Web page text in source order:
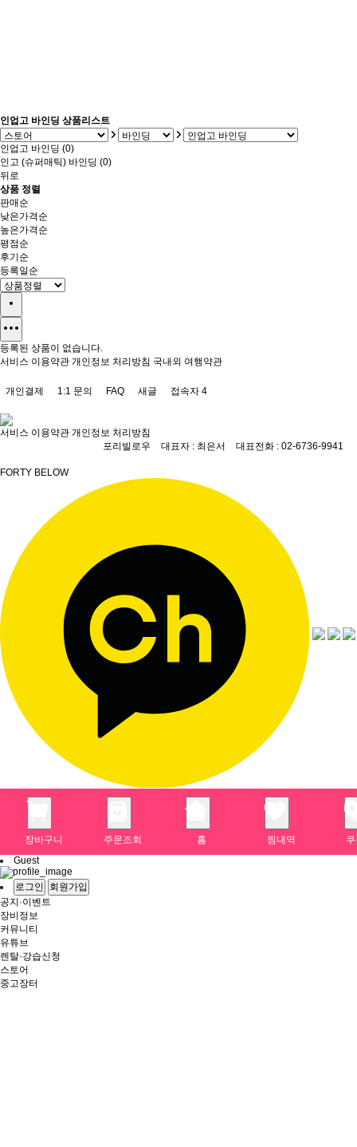
인업고 바인딩 상품리스트
인업고 바인딩 (0)
인고 (슈퍼매틱) 바인딩 (0)
뒤로
상품 정렬
판매순
낮은가격순
높은가격순
평점순
후기순
등록일순
등록된 상품이 없습니다.
서비스 이용약관 개인정보 처리방침 국내외 여행약관
개인결제 1:1 문의 FAQ 새글 접속자 4
서비스 이용약관 개인정보 처리방침
포리빌로우
대표자 : 최은서 대표전화 : 02-6736-9941
FORTY BELOW
장바구니 주문조회 홈 찜내역
Guest
로그인
회원가입
공지·이벤트
장비정보
커뮤니티
유튜브
렌탈·강습신청
스토어
중고장터